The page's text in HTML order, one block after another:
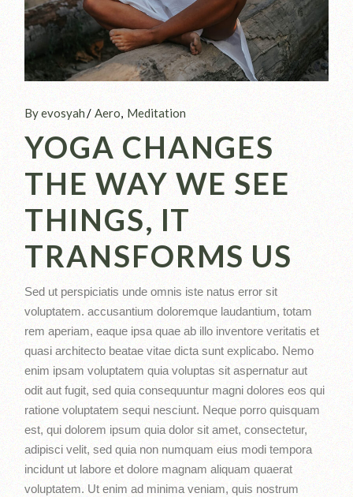
By evosyah Aero Meditation
YOGA CHANGES
THE WAY WE SEE
THINGS, IT
TRANSFORMS US
Sed ut perspiciatis unde omnis iste natus error sit
voluptatem. accusantium doloremque laudantium, totam
rem aperiam, eaque ipsa quae ab illo inventore veritatis et
quasi architecto beatae vitae dicta sunt explicabo. Nemo
enim ipsam voluptatem quia voluptas sit aspernatur aut
odit aut fugit, sed quia consequuntur magni dolores eos qui
ratione voluptatem sequi nesciunt. Neque porro quisquam
est, qui dolorem ipsum quia dolor sit amet, consectetur,
adipisci velit, sed quia non numquam eius modi tempora
incidunt ut labore et dolore magnam aliquam quaerat
voluptatem. Ut enim ad minima veniam, quis nostrum